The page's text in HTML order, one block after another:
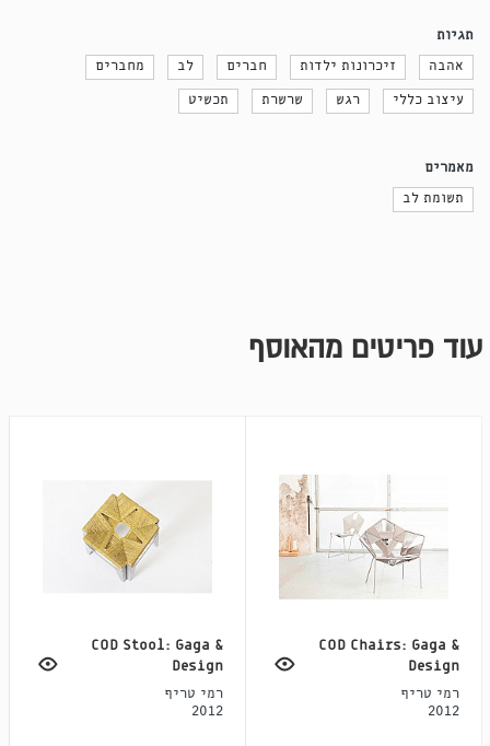
תגיות
אהבה זיכרונות ילדות חברים לב מחברים
עיצוב כללי רגש שרשרת תכשיט
מאמרים
תשומת לב
עוד פריטים מהאוסף
COD Chairs: Gaga &
Design
רמי טריף
2012
COD Stool: Gaga &
Design
רמי טריף
2012